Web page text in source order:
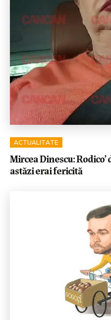
ACTUALITATE
Mircea Dinescu:
astăzi erai fericită